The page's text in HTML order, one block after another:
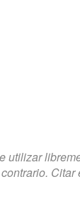
utilizar
Citar